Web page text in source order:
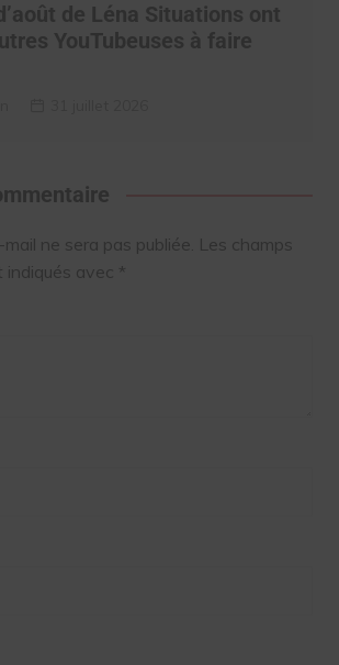
de Léna Situations ont
YouTubeuses à faire
ne sera pas publiée. Les champs
avec *